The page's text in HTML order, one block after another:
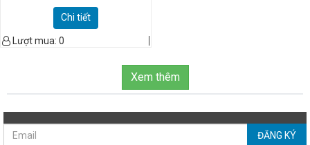
Chi tiết
Lượt mua: 0
Xem thêm
ĐĂNG KÝ